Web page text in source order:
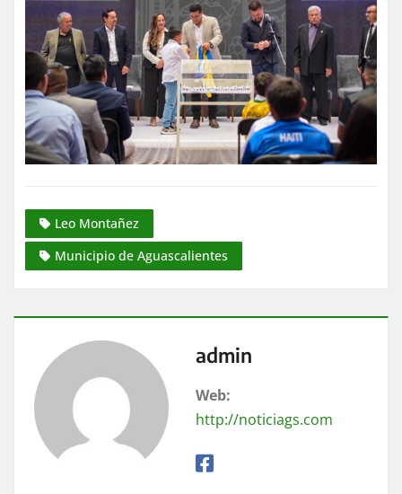
Leo Montañez
Municipio de Aguascalientes
admin
Web:
http://noticiags.com